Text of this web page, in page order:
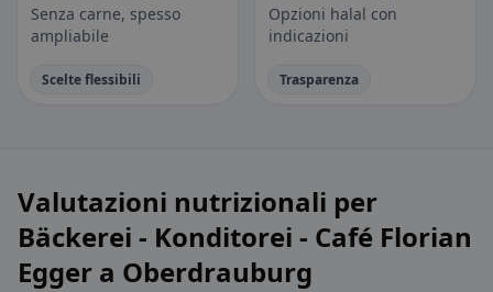
Senza carne, spesso
ampliabile
Scelte flessibili
Opzioni halal con
indicazioni
Trasparenza
Valutazioni nutrizionali per
Bäckerei - Konditorei - Café Florian
Egger a Oberdrauburg